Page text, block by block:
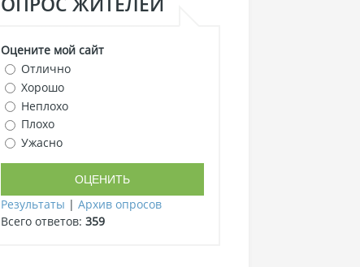
Оцените мой сайт
Отлично
Хорошо
Неплохо
Плохо
Ужасно
Результаты | Архив опросов
Всего ответов: 359